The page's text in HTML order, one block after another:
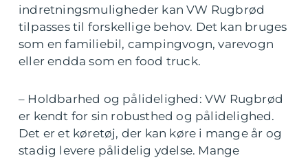
indretningsmuligheder kan VW Rugbrød
tilpasses til forskellige behov. Det kan bruges
som en familiebil, campingvogn, varevogn
eller endda som en food truck.
– Holdbarhed og pålidelighed: VW Rugbrød
er kendt for sin robusthed og pålidelighed.
Det er et køretøj, der kan køre i mange år og
stadig levere pålidelig ydelse. Mange